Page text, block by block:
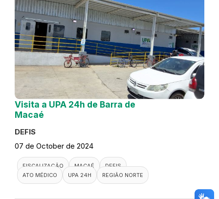
Visita a UPA 24h de Barra de
Macaé
DEFIS
07 de October de 2024
FISCALIZAÇÃO MACAÉ
DEFIS
ATO MÉDICO
UPA 24H REGIÃO NORTE